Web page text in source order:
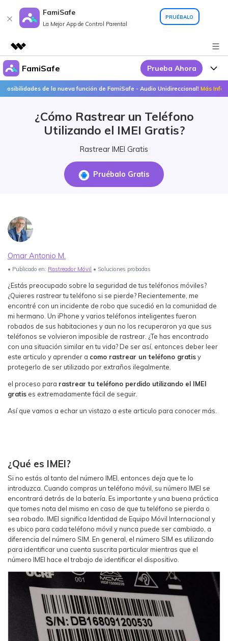
FamiSafe
La Mejor App de Control Parental
PRUÉBALO
Productos destacados
Creatividad digital con AIGC
Resumen
Quiénes somos
FamiSafe Prueba Ahora
Por Qué FamiSafe
FamiSafe - Tu Aliado en
Productos
FamiSafe Edu
Guías Prácticas
Ver Más >
Guía del Usuario
Ver Más >
search
de la nueva función de FamiSafe - Audio Unidireccional!Más Info >>
¿Cómo Rastrear un Teléfono
Utilizando el IMEI Gratis?
Rastrear IMEI Gratis
Pruébalo Gratis
Omar Antonio M.
• Publicado en: Rastreador Móvil • Soluciones probadas
¿Estás preocupado sobre la seguridad de tus teléfonos móviles?
¿Quieres rastrear tu teléfono si se pierde? Recientemente, me
encontré con un incidente de robo que sucedió en la comunidad de
mi hermano. Un iPhone y varios teléfonos inteligentes fueron
robados de sus habitaciones y aun no los recuperaron ya que sus
teléfonos se volvieron imposible de rastrear. ¿Te has encontrado
con una situación similar en tu vida? De ser así, entonces deber leer
este articulo y aprender a como rastrear un teléfono gratisy
protegerlo de ser utilizado por extraños ilegalmente.
el proceso para rastrear tu teléfono perdido utilizando el IMEI
gratis es extremadamente fácil de seguir.
Así que vamos a echar un vistazo a este articulo para conocer más.
¿Qué es IMEI?
Si no estás al tanto del número IMEI, entonces deja que te lo
introduzca. Cuando compras un teléfono móvil, su número IMEI se
encontrará detrás de la batería. Es importante y una buena práctica
que tomes nota del mismo en caso de que tu teléfono se pierda o
sea robado. IMEI significa Identidad de Equipo Móvil Internacional y
es ubico para cada teléfono móvil y nunca puede ser cambiado, a
diferencia del número SIM. En general, el número SIM es utilizando
para identificar una cuenta suscrita particular mientras que el
número IMEI hace el trabajo de identificar el dispositivo.